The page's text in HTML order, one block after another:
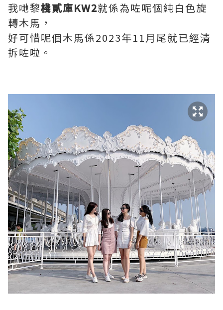
我哋黎棧貳庫KW2就係為咗呢個純白色旋
轉木馬，
好可惜呢個木馬係2023年11月尾就已經清
拆咗啦。